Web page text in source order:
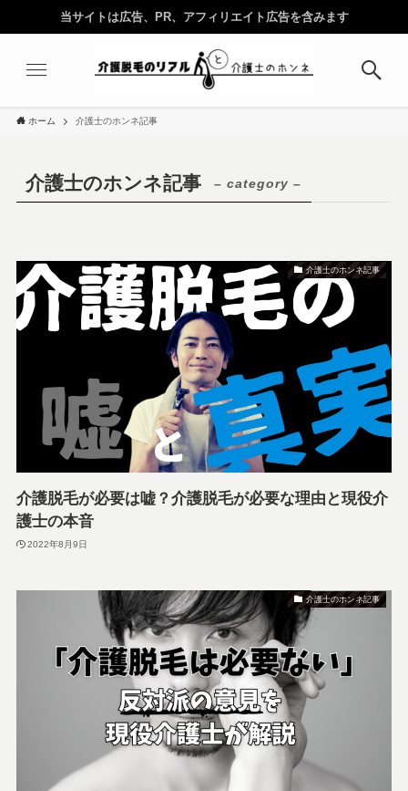
当サイトは広告、PR、アフィリエイト広告を含みます
ホーム 介護士のホンネ記事
介護士のホンネ記事 – category –
介護士のホンネ記事
介護脱毛が必要は嘘？介護脱毛が必要な理由と現役介
護士の本音
2022年8月9日
介護士のホンネ記事